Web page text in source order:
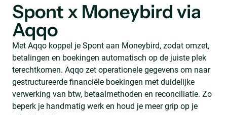
Spont x Moneybird via
Aqqo
Met Aqqo koppel je Spont aan Moneybird, zodat omzet,
betalingen en boekingen automatisch op de juiste plek
terechtkomen. Aqqo zet operationele gegevens om naar
gestructureerde financiële boekingen met duidelijke
verwerking van btw, betaalmethoden en reconciliatie. Zo
beperk je handmatig werk en houd je meer grip op je